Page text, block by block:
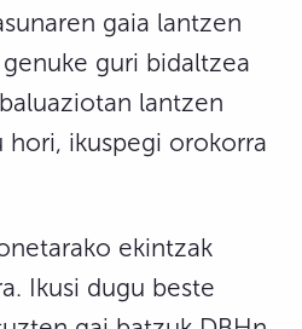
gaia lantzen
guri bidaltzea
lantzen
ikuspegi orokorra
ekintzak
Ikusi dugu beste